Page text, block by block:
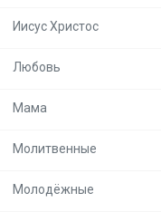
Иисус Христос
Любовь
Мама
Молитвенные
Молодёжные